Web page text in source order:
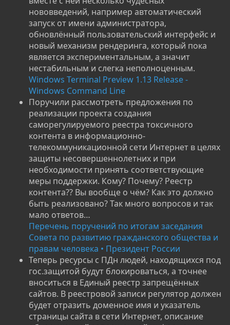
нововведений, например автоматический
запуск от имени администратора,
обновлённый пользовательский интерфейс и
новый механизм рендеринга, который пока
является экспериментальным, а значит
нестабильным и слегка неполноценным.
Windows Terminal Preview 1.13 Release -
Windows Command Line
Поручили рассмотреть предложения по
реализации проекта создания
саморегулируемого реестра токсичного
контента в информационно-
телекоммуникационной сети Интернет в целях
защиты несовершеннолетних и при
необходимости принять соответствующие
меры поддержки. Кому? Почему? Реестр
контента?? Вы вообще о чём? Как это должно
быть реализовано? Так много вопросов и так
мало ответов…
Перечень поручений по итогам заседания
Совета по развитию гражданского общества и
правам человека • Президент России
Теперь ресурсы с ПДн людей, находящихся под
гос.защитой будут блокироваться, а точнее
вноситься в Единый реестр запрещённых
сайтов. В реестровой записи регулятор должен
будет отразить доменное имя и указатель
страницы сайта в сети Интернет, описание